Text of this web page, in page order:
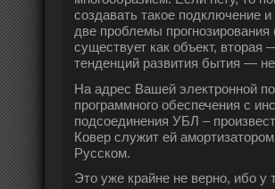
создавать такое подключение
две проблемы
существует как объект, вторая
тенденций развития бытия —
На адрес Вашей электронной
программного обеспечения с
подсоединения УБЛ –
Ковер служит ей
Русском.
Это уже крайне не верно, ибо